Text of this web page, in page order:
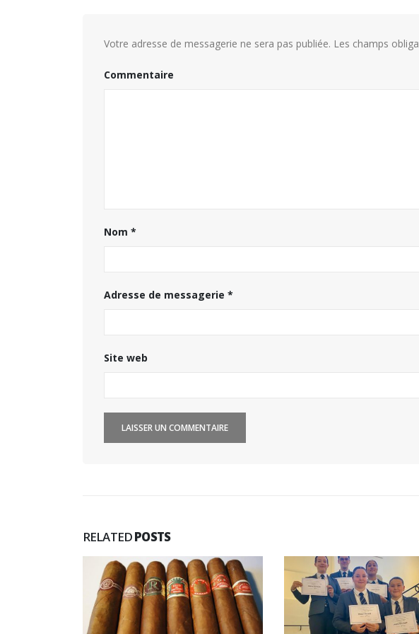
Votre adresse de messagerie ne sera pas publiée. Les champs
Commentaire
Nom *
Adresse de messagerie *
Site web
RELATEDPOSTS